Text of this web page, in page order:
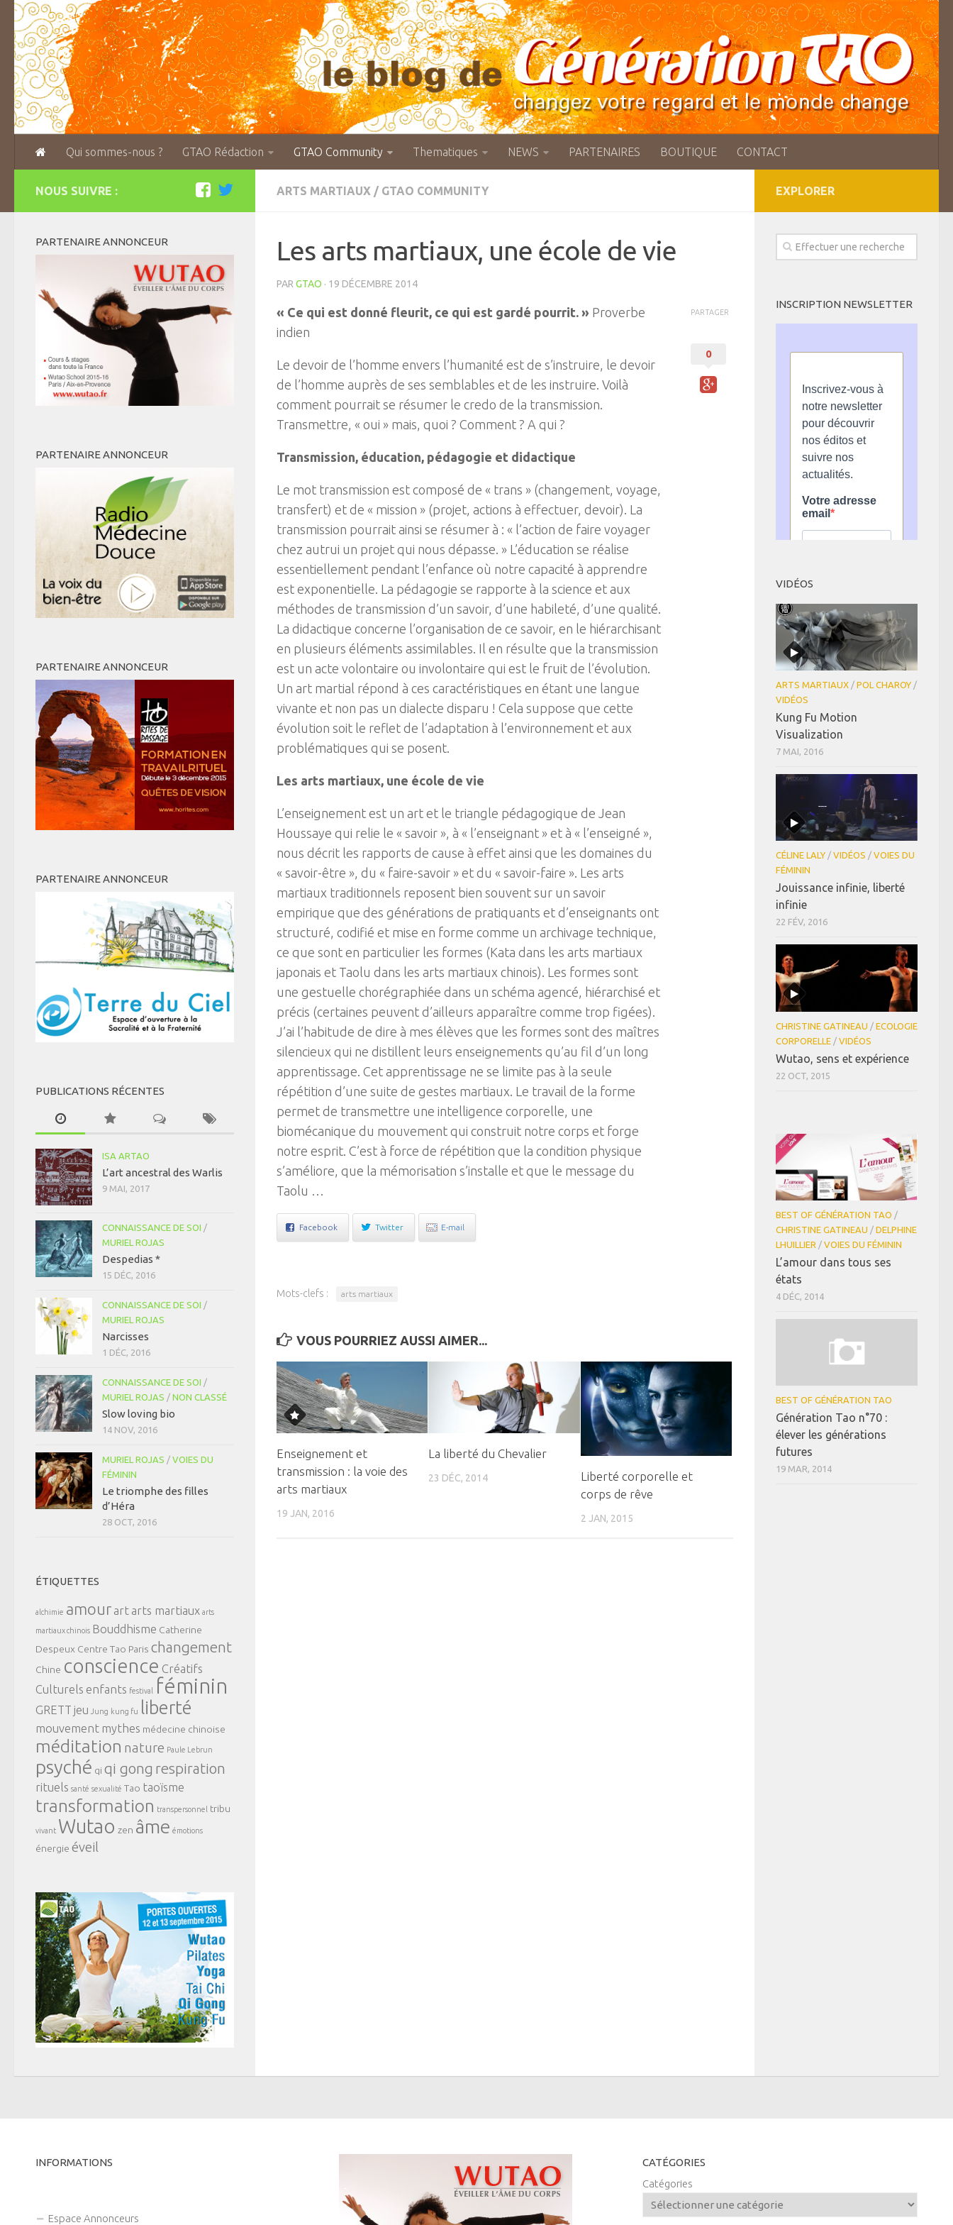
Qui sommes-nous ? GTAO Rédaction GTAO Community Thematiques NEWS PARTENAIRES BOUTIQUE CONTACT
ARTS MARTIAUX / GTAO COMMUNITY
Les arts martiaux, une école de vie
PAR GTAO · 19 DÉCEMBRE 2014
« Ce qui est donné fleurit, ce qui est gardé pourrit. » Proverbe
indien
Le devoir de l’homme envers l’humanité est de s’instruire, le devoir
de l’homme auprès de ses semblables et de les instruire. Voilà
comment pourrait se résumer le credo de la transmission.
Transmettre, « oui » mais, quoi ? Comment ? A qui ?
Transmission, éducation, pédagogie et didactique
Le mot transmission est composé de « trans » (changement, voyage,
transfert) et de « mission » (projet, actions à effectuer, devoir). La
transmission pourrait ainsi se résumer à : « l’action de faire voyager
chez autrui un projet qui nous dépasse. » L’éducation se réalise
essentiellement pendant l’enfance où notre capacité à apprendre
est exponentielle. La pédagogie se rapporte à la science et aux
méthodes de transmission d’un savoir, d’une habileté, d’une qualité.
La didactique concerne l’organisation de ce savoir, en le hiérarchisant
en plusieurs éléments assimilables. Il en résulte que la transmission
est un acte volontaire ou involontaire qui est le fruit de l’évolution.
Un art martial répond à ces caractéristiques en étant une langue
vivante et non pas un dialecte disparu ! Cela suppose que cette
évolution soit le reflet de l’adaptation à l’environnement et aux
problématiques qui se posent.
Les arts martiaux, une école de vie
L’enseignement est un art et le triangle pédagogique de Jean
Houssaye qui relie le « savoir », à « l’enseignant » et à « l’enseigné »,
nous décrit les rapports de cause à effet ainsi que les domaines du
« savoir-être », du « faire-savoir » et du « savoir-faire ». Les arts
martiaux traditionnels reposent bien souvent sur un savoir
empirique que des générations de pratiquants et d’enseignants ont
structuré, codifié et mise en forme comme un archivage technique,
ce que sont en particulier les formes (Kata dans les arts martiaux
japonais et Taolu dans les arts martiaux chinois). Les formes sont
une gestuelle chorégraphiée dans un schéma agencé, hiérarchisé et
précis (certaines peuvent d’ailleurs apparaître comme trop figées).
J’ai l’habitude de dire à mes élèves que les formes sont des maîtres
silencieux qui ne distillent leurs enseignements qu’au fil d’un long
apprentissage. Cet apprentissage ne se limite pas à la seule
répétition d’une suite de gestes martiaux. Le travail de la forme
permet de transmettre une intelligence corporelle, une
biomécanique du mouvement qui construit notre corps et forge
notre esprit. C’est à force de répétition que la condition physique
s’améliore, que la mémorisation s’installe et que le message du
Taolu …
Facebook Twitter E-mail
PARTAGER
0
Mots-clefs : arts martiaux
VOUS POURRIEZ AUSSI AIMER...
Enseignement et
transmission : la voie des
arts martiaux
19 JAN, 2016
La liberté du Chevalier
23 DÉC, 2014
Liberté corporelle et
corps de rêve
2 JAN, 2015
NOUS SUIVRE :
PARTENAIRE ANNONCEUR
PARTENAIRE ANNONCEUR
PARTENAIRE ANNONCEUR
PARTENAIRE ANNONCEUR
PUBLICATIONS RÉCENTES
ISA ARTAO
L’art ancestral des Warlis
9 MAI, 2017
CONNAISSANCE DE SOI /
MURIEL ROJAS
Despedias *
15 DÉC, 2016
CONNAISSANCE DE SOI /
MURIEL ROJAS
Narcisses
1 DÉC, 2016
CONNAISSANCE DE SOI /
MURIEL ROJAS / NON CLASSÉ
Slow loving bio
14 NOV, 2016
MURIEL ROJAS / VOIES DU
FÉMININ
Le triomphe des filles
d’Héra
28 OCT, 2016
ÉTIQUETTES
alchimie amour art arts martiaux arts
martiaux chinois Bouddhisme Catherine
Despeux Centre Tao Paris changement
Chine conscience Créatifs
Culturels enfants festival féminin
GRETT jeu Jung kung fu liberté
mouvement mythes médecine chinoise
méditation nature Paule Lebrun
psyché qi qi gong respiration
rituels santé sexualité Tao taoïsme
transformation transpersonnel tribu
vivant Wutao zen âme émotions
énergie éveil
EXPLORER
INSCRIPTION NEWSLETTER
VIDÉOS
ARTS MARTIAUX / POL CHAROY /
VIDÉOS
Kung Fu Motion
Visualization
7 MAI, 2016
CÉLINE LALY / VIDÉOS / VOIES DU
FÉMININ
Jouissance infinie, liberté
infinie
22 FÉV, 2016
CHRISTINE GATINEAU / ECOLOGIE
CORPORELLE / VIDÉOS
Wutao, sens et expérience
22 OCT, 2015
BEST OF GÉNÉRATION TAO /
CHRISTINE GATINEAU / DELPHINE
LHUILLIER / VOIES DU FÉMININ
L’amour dans tous ses
états
4 DÉC, 2014
BEST OF GÉNÉRATION TAO
Génération Tao n°70 :
élever les générations
futures
19 MAR, 2014
INFORMATIONS
Espace Annonceurs
CATÉGORIES
Catégories